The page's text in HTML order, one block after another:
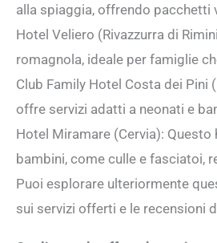
alla spiaggia, offrendo pacchetti
Hotel Veliero (Rivazzurra di
romagnola, ideale per famiglie
Club Family Hotel Costa dei
offre servizi adatti a neonati e
Hotel Miramare (Cervia):
bambini, come culle e fasciatoi,
Puoi esplorare ulteriormente
sui servizi offerti e le recensioni